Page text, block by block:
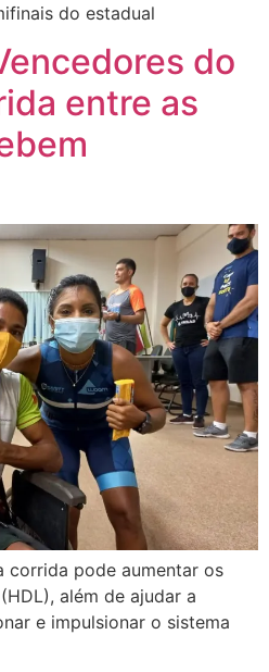
do estadual
do
entre as
corrida pode aumentar os
além de ajudar a
e impulsionar o sistema